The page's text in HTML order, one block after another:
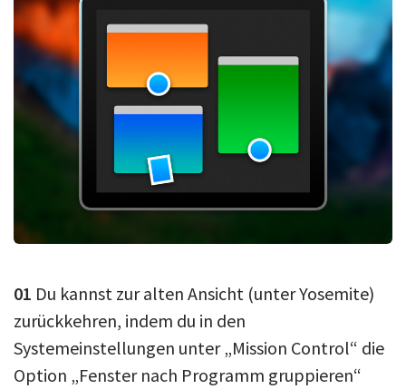
01 Du kannst zur alten Ansicht (unter Yosemite)
zurückkehren, indem du in den
Systemeinstellungen unter „Mission Control“ die
Option „Fenster nach Programm gruppieren“